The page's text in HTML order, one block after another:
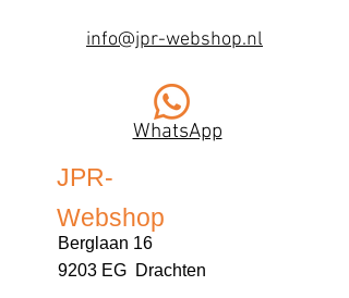
info@jpr-webshop.nl
WhatsApp
JPR-
Webshop
Berglaan 16
9203 EG Drachten